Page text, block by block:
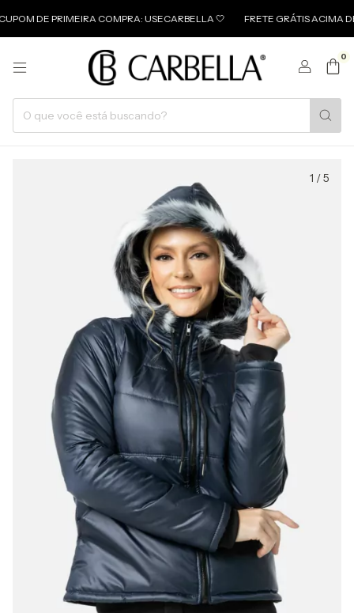
PRIMEIRA COMPRA: USECARBELLA 🤍 FRETE GRÁTIS ACIMA DE 499
0
1 /5